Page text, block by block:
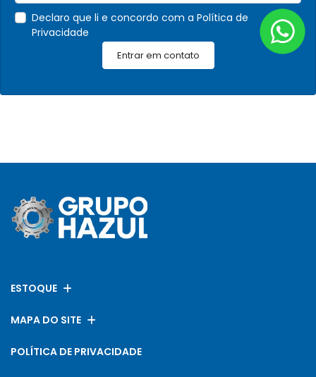
Declaro que li e concordo com a Política de
Privacidade
Entrar em contato
ESTOQUE
MAPA DO SITE
POLÍTICA DE PRIVACIDADE